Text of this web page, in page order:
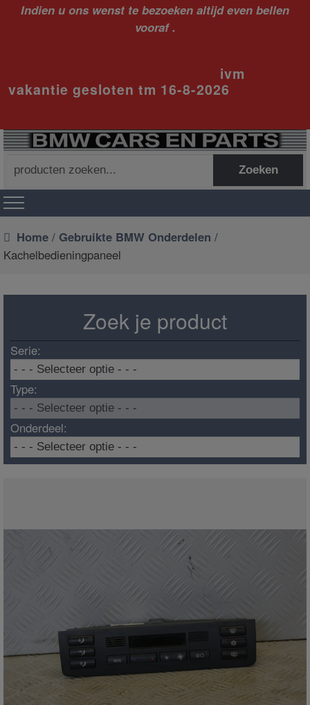
Indien u ons wenst te bezoeken altijd even bellen
vooraf .
ivm
vakantie gesloten tm 16-8-2026
naar:
Zoeken
Home / Gebruikte BMW Onderdelen /
Kachelbedieningpaneel
Zoek je product
Serie:
Type:
Onderdeel: